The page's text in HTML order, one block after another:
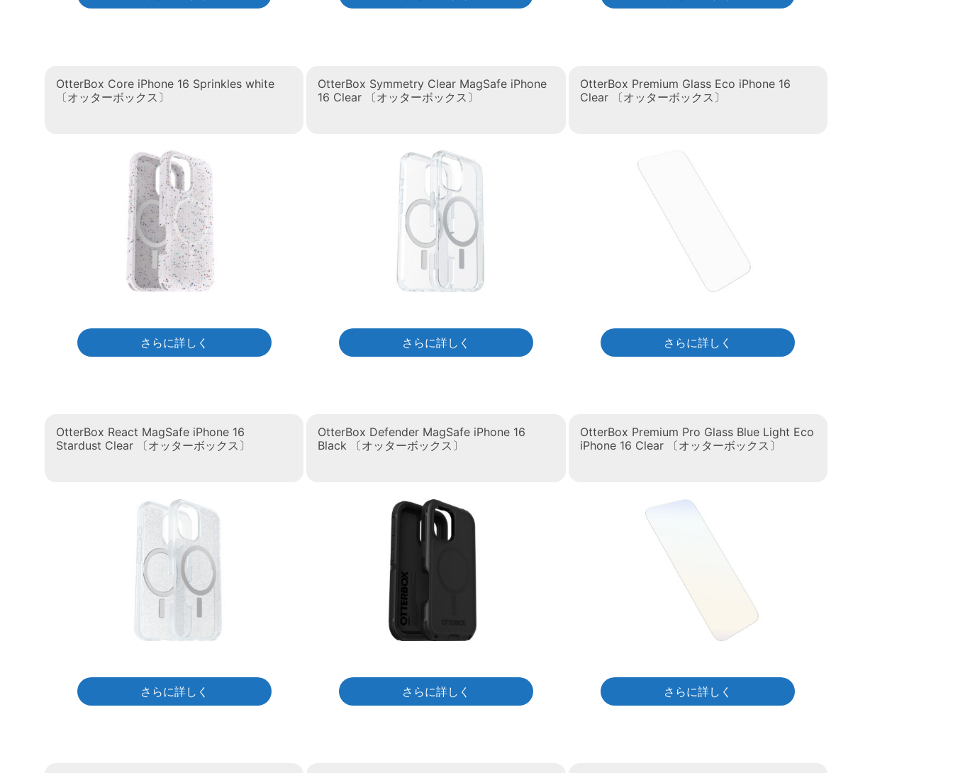
OtterBox Core iPhone 16 Sprinkles white
〔オッターボックス〕
さらに詳しく
OtterBox Symmetry Clear MagSafe iPhone
16 Clear 〔オッターボックス〕
さらに詳しく
OtterBox Premium Glass Eco iPhone 16
Clear 〔オッターボックス〕
さらに詳しく
OtterBox React MagSafe iPhone 16
Stardust Clear 〔オッターボックス〕
さらに詳しく
OtterBox Defender MagSafe iPhone 16
Black 〔オッターボックス〕
さらに詳しく
OtterBox Premium Pro Glass Blue Light Eco
iPhone 16 Clear 〔オッターボックス〕
さらに詳しく